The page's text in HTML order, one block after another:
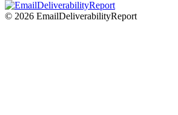
© 2026 EmailDeliverabilityReport